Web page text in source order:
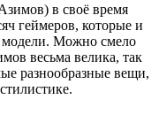
в своё время
геймеров, которые и
модели. Можно смело
весьма велика, так
разнообразные вещи,